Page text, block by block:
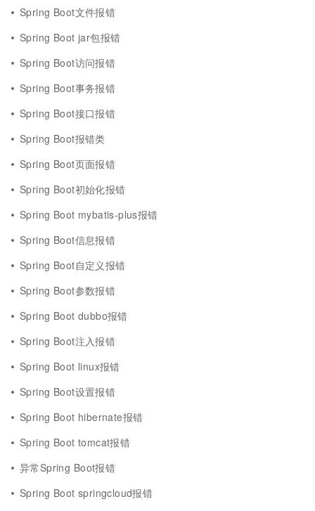
Spring Boot文件报错
Spring Boot jar包报错
Spring Boot访问报错
Spring Boot事务报错
Spring Boot接口报错
Spring Boot报错类
Spring Boot页面报错
Spring Boot初始化报错
Spring Boot mybatis-plus报错
Spring Boot信息报错
Spring Boot自定义报错
Spring Boot参数报错
Spring Boot dubbo报错
Spring Boot注入报错
Spring Boot linux报错
Spring Boot设置报错
Spring Boot hibernate报错
Spring Boot tomcat报错
异常Spring Boot报错
Spring Boot springcloud报错